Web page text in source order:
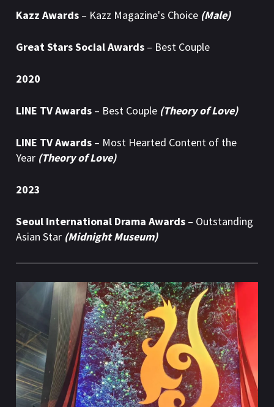
Kazz Awards – Kazz Magazine's Choice (Male)
Great Stars Social Awards – Best Couple
2020
LINE TV Awards – Best Couple (Theory of Love)
LINE TV Awards – Most Hearted Content of the
Year (Theory of Love)
2023
Seoul International Drama Awards – Outstanding
Asian Star (Midnight Museum)